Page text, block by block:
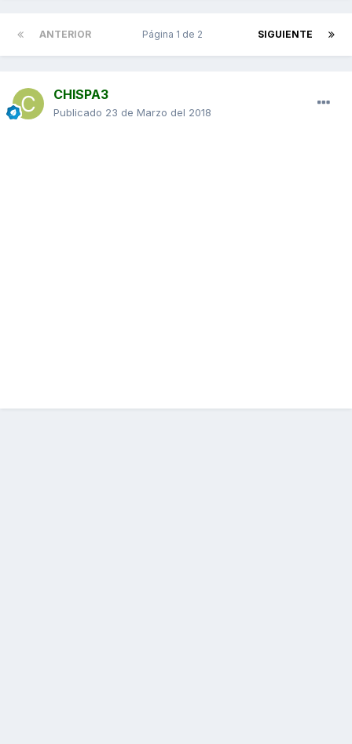
ANTERIOR SIGUIENTE
Página 1 de 2
CHISPA3
Publicado 23 de Marzo del 2018